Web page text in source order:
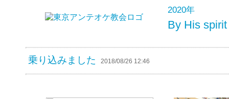
2020年
By His
乗り込みました 2018/08/26 12:46